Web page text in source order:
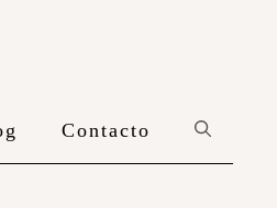
Contacto